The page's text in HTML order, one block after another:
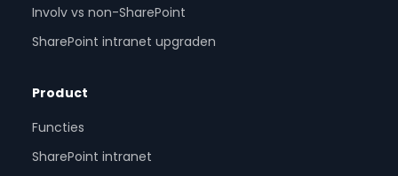
Involv vs non-SharePoint
SharePoint intranet upgraden
Product
Functies
SharePoint intranet